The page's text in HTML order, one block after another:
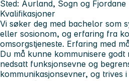
Sted: Aurland, Sogn og Fjordane
Kvalifikasjoner
Vi søker deg med bachelor som
eller sosionom, og erfaring fra
omsorgstjeneste. Erfaring med
Du må kunne kommunisere
nedsatt funksjonsevne og
kommunikasjonsevner, og trives